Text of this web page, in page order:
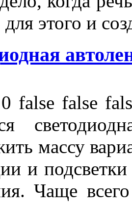
этого и
false false
массу
и
Чаще